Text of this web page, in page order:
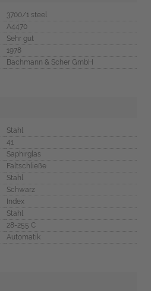
3700/1 steel
A4470
Sehr gut
1978
Bachmann & Scher GmbH
Stahl
41
Saphirglas
Faltschließe
Stahl
Schwarz
Index
Stahl
28-255 C
Automatik